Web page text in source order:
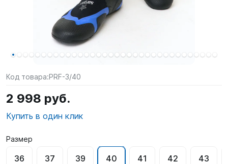
Акции
Код товара:PRF-3/40
2 998 руб.
Купить в один клик
Размер
36 37 39 40 41 42 43